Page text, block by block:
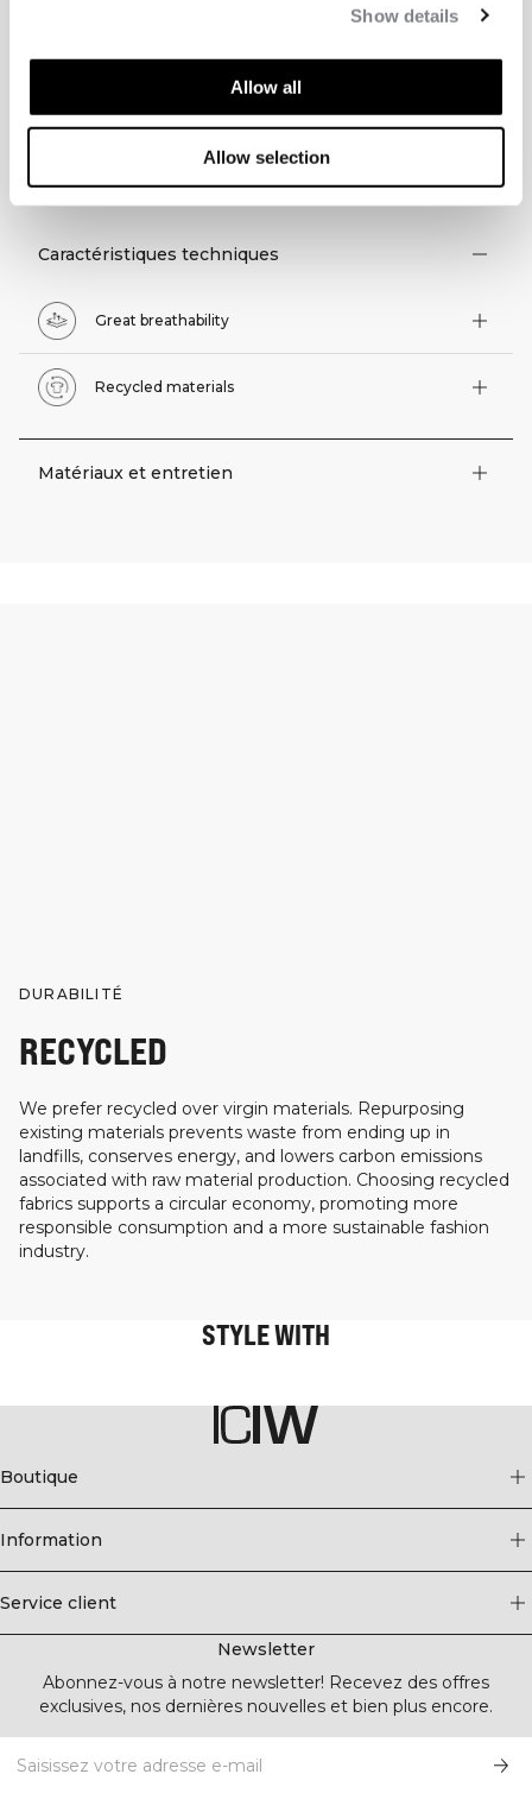
Show details
Allow all
Allow selection
ASPECTS TECHNIQUES
Caractéristiques techniques
Great breathability
Recycled materials
Matériaux et entretien
DURABILITÉ
RECYCLED
We prefer recycled over virgin materials. Repurposing
existing materials prevents waste from ending up in
landfills, conserves energy, and lowers carbon emissions
associated with raw material production. Choosing recycled
fabrics supports a circular economy, promoting more
responsible consumption and a more sustainable fashion
industry.
STYLE WITH
Boutique
Information
Service client
Newsletter
Abonnez-vous à notre newsletter! Recevez des offres
exclusives, nos dernières nouvelles et bien plus encore.